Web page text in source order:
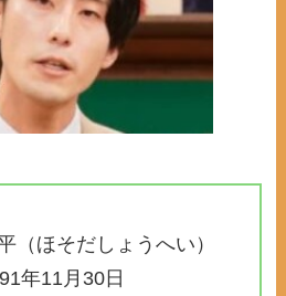
（ほそだしょうへい）
年11月30日